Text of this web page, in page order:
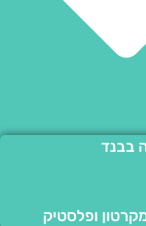
ופלסטיק